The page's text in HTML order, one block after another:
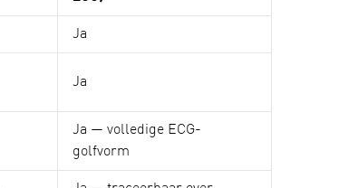
Ja
Ja
Ja — volledige ECG-
golfvorm